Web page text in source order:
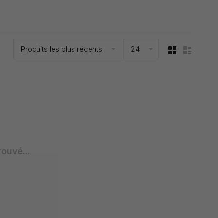
Produits les plus récents 24